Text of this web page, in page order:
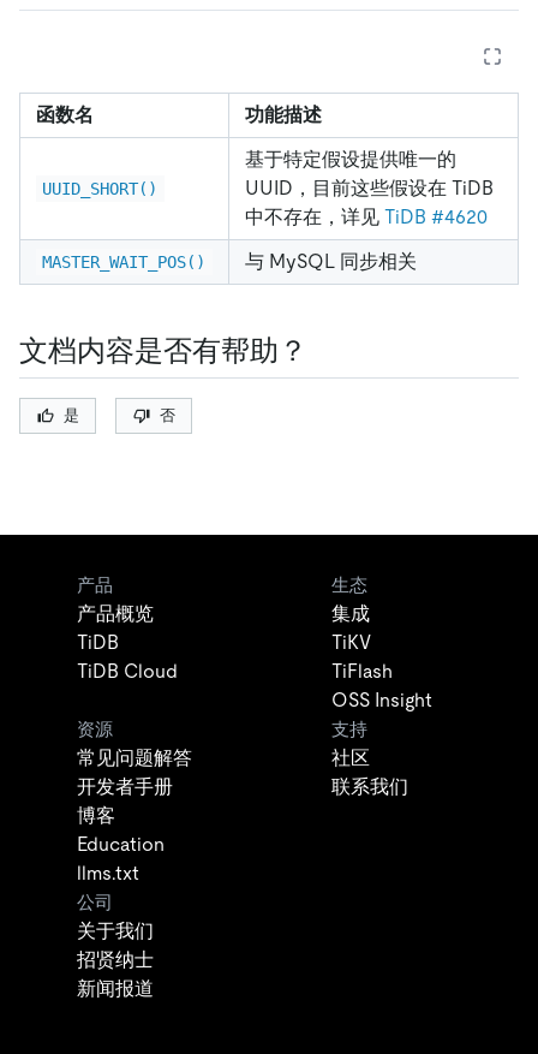
函数名 功能描述
UUID_SHORT()
基于特定假设提供唯一的
UUID，目前这些假设在 TiDB
中不存在，详见 TiDB #4620
MASTER_WAIT_POS() 与 MySQL 同步相关
文档内容是否有帮助？
是 否
产品
产品概览
TiDB
TiDB Cloud
生态
集成
TiKV
TiFlash
OSS Insight
资源
常见问题解答
开发者手册
博客
Education
llms.txt
支持
社区
联系我们
公司
关于我们
招贤纳士
新闻报道